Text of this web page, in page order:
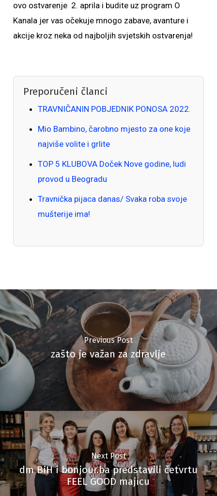
ovo ostvarenje 2. aprila i budite uz program O
Kanala jer vas očekuje mnogo zabave, avanture i
akcije kroz neka od najboljih svjetskih ostvarenja!
Preporučeni članci
TRAVNIČANIN POBJEDNIK PONOSA 2022.
Mio Bambino, čarobno mjesto za one koje
najviše volite i grlite
TOP 5 KLUBOVA Doček Nove godine, ludi
provod u Beogradu
Travnička pijaca danas/ Svaka roba svoje
mušterije ima!
Previous Post
zašto je važan za zdravlje
Next Post
dm BiH i bonjour.ba predstavili četvrtu
FEEL GOOD majicu